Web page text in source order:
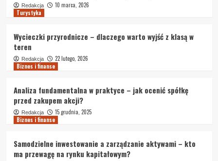
Redakcja
10 marca, 2026
Turystyka
Wycieczki przyrodnicze – dlaczego warto wyjść z klasą w
teren
Redakcja
22 lutego, 2026
Biznes i finanse
Analiza fundamentalna w praktyce – jak ocenić spółkę
przed zakupem akcji?
Redakcja
15 grudnia, 2025
Biznes i finanse
Samodzielne inwestowanie a zarządzanie aktywami – kto
ma przewagę na rynku kapitałowym?